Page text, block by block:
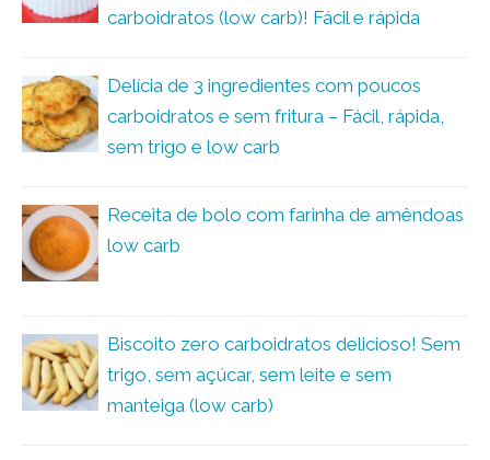
carboidratos (low carb)! Fácil e rápida
Delícia de 3 ingredientes com poucos
carboidratos e sem fritura – Fácil, rápida,
sem trigo e low carb
Receita de bolo com farinha de amêndoas
low carb
Biscoito zero carboidratos delicioso! Sem
trigo, sem açúcar, sem leite e sem
manteiga (low carb)